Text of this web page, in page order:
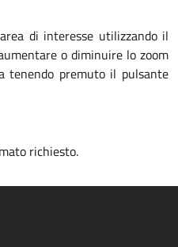
di interesse utilizzando il
o diminuire lo zoom
tenendo premuto il pulsante
richiesto.